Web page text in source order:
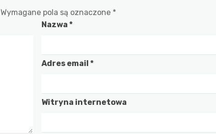
Wymagane pola są oznaczone *
Nazwa *
Adres email *
Witryna internetowa